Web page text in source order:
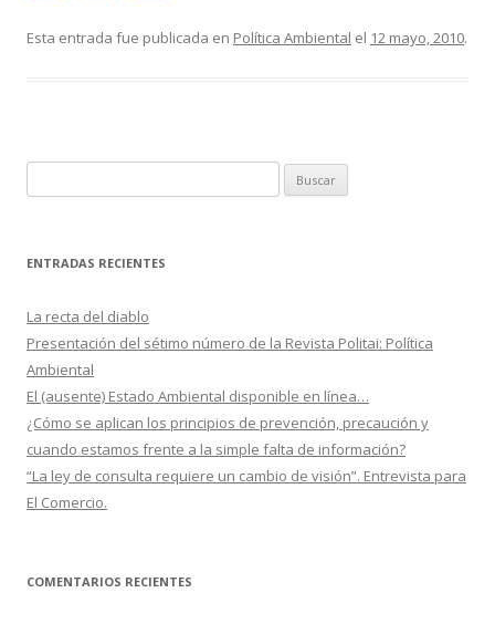
e
o
k
itt m
ti
r
Esta entrada fue publicada en Política Ambiental el 12 mayo, 2010.
u
c
r
:
ENTRADAS RECIENTES
La recta del diablo
Presentación del sétimo número de la Revista Politai: Política
Ambiental
El (ausente) Estado Ambiental disponible en línea…
¿Cómo se aplican los principios de prevención, precaución y
cuando estamos frente a la simple falta de información?
“La ley de consulta requiere un cambio de visión”. Entrevista para
El Comercio.
COMENTARIOS RECIENTES